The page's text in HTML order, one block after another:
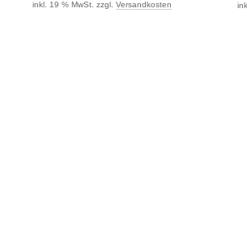
inkl. 19 % MwSt. zzgl. Versandkosten